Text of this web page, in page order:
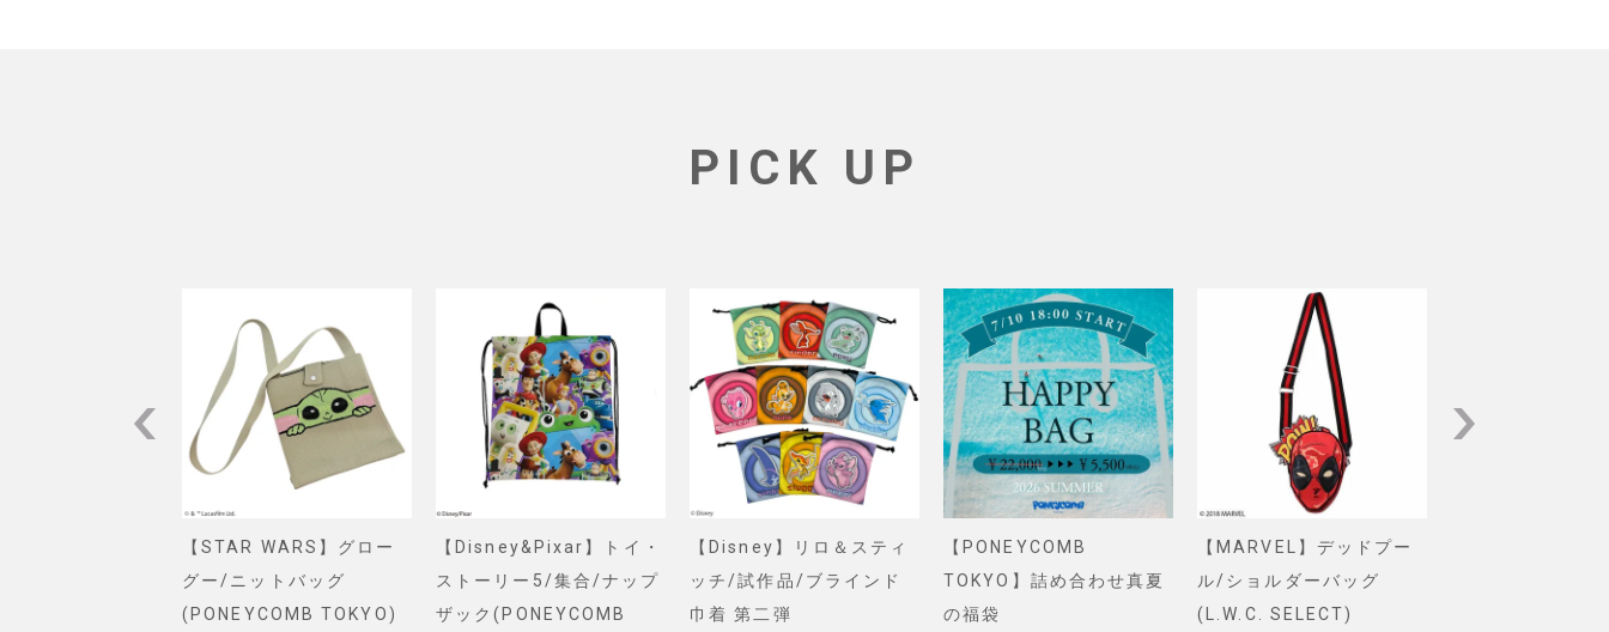
PICK UP
【STAR WARS】グロー
グー/ニットバッグ
(PONEYCOMB TOKYO)
【Disney&Pixar】トイ・
ストーリー5/集合/ナップ
ザック(PONEYCOMB
【Disney】リロ＆スティ
ッチ/試作品/ブラインド
巾着 第二弾
【PONEYCOMB
TOKYO】詰め合わせ真夏
の福袋
【MARVEL】デッドプー
ル/ショルダーバッグ
(L.W.C. SELECT)